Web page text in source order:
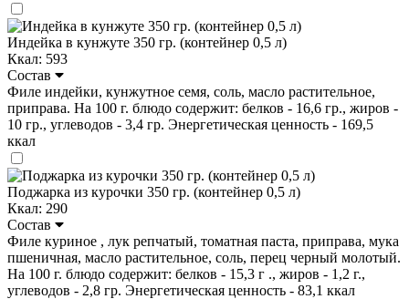
Индейка в кунжуте 350 гр. (контейнер 0,5 л)
Ккал: 593
Состав
Филе индейки, кунжутное семя, соль, масло растительное,
приправа. На 100 г. блюдо содержит: белков - 16,6 гр., жиров -
10 гр., углеводов - 3,4 гр. Энергетическая ценность - 169,5
ккал
Поджарка из курочки 350 гр. (контейнер 0,5 л)
Ккал: 290
Состав
Филе куриное , лук репчатый, томатная паста, приправа, мука
пшеничная, масло растительное, соль, перец черный молотый.
На 100 г. блюдо содержит: белков - 15,3 г ., жиров - 1,2 г.,
углеводов - 2,8 гр. Энергетическая ценность - 83,1 ккал